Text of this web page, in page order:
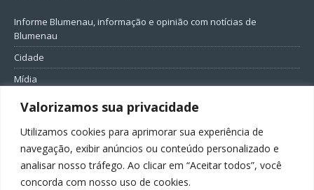
Valorizamos sua privacidade
Utilizamos cookies para aprimorar sua experiência de
navegação, exibir anúncios ou conteúdo personalizado e
analisar nosso tráfego. Ao clicar em “Aceitar todos”, você
concorda com nosso uso de cookies.
Informe Blumenau, informação e opinião com notícias de
Blumenau
Cidade
Mídia
Entretenimento
Política